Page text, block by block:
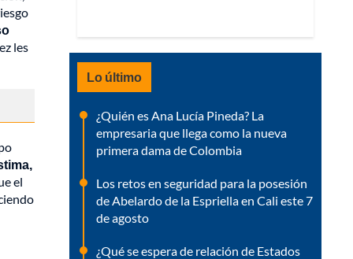
les
el
Lo último
¿Quién es Ana Lucía Pineda? La
empresaria que llega como la nueva
primera dama de Colombia
Los retos en seguridad para la posesión
de Abelardo de la Espriella en Cali este 7
de agosto
¿Qué se espera de relación de Estados